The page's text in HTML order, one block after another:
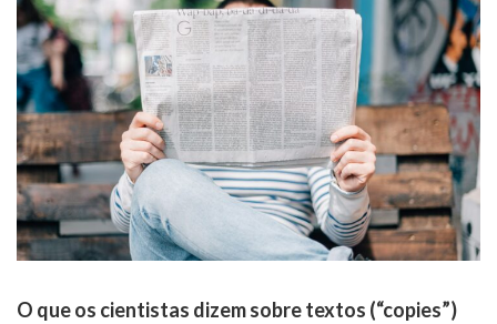
O que os cientistas dizem sobre textos (“copies”)